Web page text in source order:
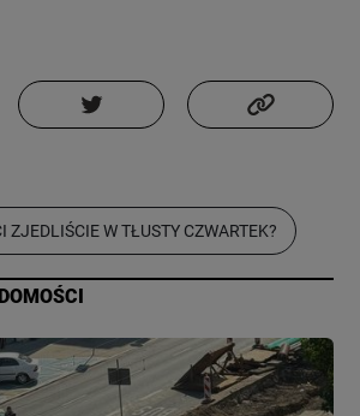
ZJEDLIŚCIE W TŁUSTY CZWARTEK?